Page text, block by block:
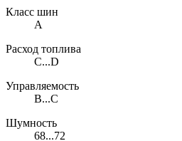
Класс шин
A
Расход топлива
C...D
Управляемость
B...C
Шумность
68...72